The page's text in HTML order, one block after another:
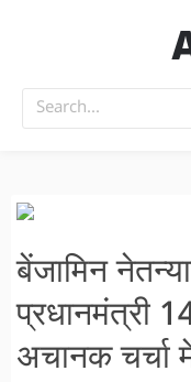
बेंजामिन
प्रधानमंत्री
अचानक चर्चा